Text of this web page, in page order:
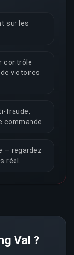
sur les
contrôle
victoires
fraude,
commande.
— regardez
réel.
Val ?